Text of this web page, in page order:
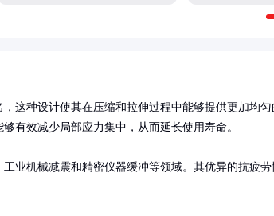
，这种设计使其在压缩和拉伸过程中能够提供更加均
有效减少局部应力集中，从而延长使用寿命。
业机械减震和精密仪器缓冲等领域。其优异的抗疲